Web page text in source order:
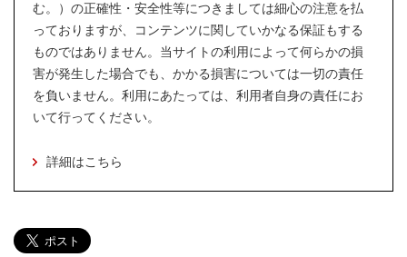
む。）の正確性・安全性等につきましては細心の注意を払
っておりますが、コンテンツに関していかなる保証もする
ものではありません。当サイトの利用によって何らかの損
害が発生した場合でも、かかる損害については一切の責任
を負いません。利用にあたっては、利用者自身の責任にお
いて行ってください。
詳細はこちら